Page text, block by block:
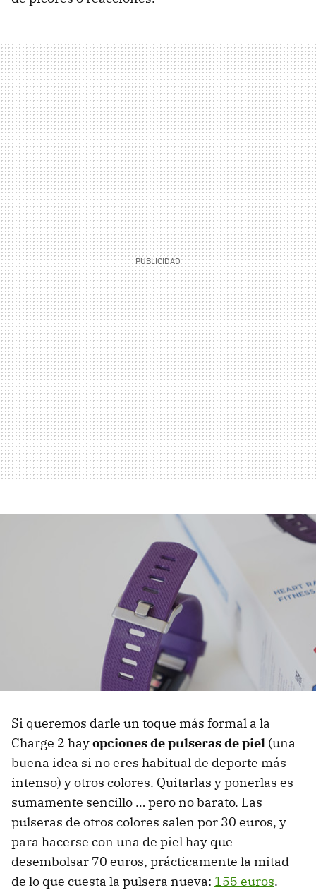
Si queremos darle un toque más formal a la
Charge 2 hayopciones de pulseras de piel (una
buena idea si no eres habitual de deporte más
intenso) y otros colores. Quitarlas y ponerlas es
sumamente sencillo … pero no barato. Las
pulseras de otros colores salen por 30 euros, y
para hacerse con una de piel hay que
desembolsar 70 euros, prácticamente la mitad
de lo que cuesta la pulsera nueva: 155 euros.